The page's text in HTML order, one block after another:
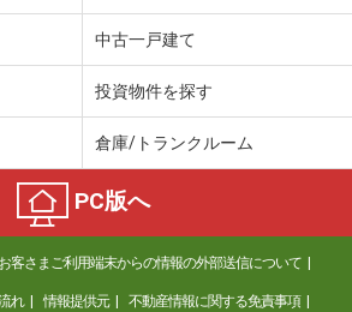
中古一戸建て
投資物件を探す
倉庫/トランクルーム
PC版へ
お客さまご利用端末からの情報の外部送信について
れ 情報提供元 不動産情報に関する免責事項